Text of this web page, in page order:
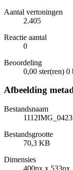
Aantal vertoningen
2.405
Reactie aantal
0
Beoordeling
0,00 ster(ren) 0
Afbeelding
Bestandsnaam
Bestandsgrootte
70,3 KB
Dimensies